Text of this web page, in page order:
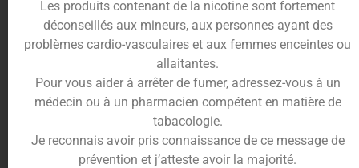
pastèque
, charnue et juteuse, offre une touche de
douceur sucrée.
Un véritable petit monstre a vapoter toute la
journée qui vous apportera fraicheur et saveur
toute au long de la journée.
Composition du E-liquide Canaille
50ml
Les produits contenant de la nicotine sont fortement
déconseillés aux mineurs, aux personnes ayant des
problèmes cardio-vasculaires et aux femmes enceintes ou
allaitantes.
Pour vous aider à arrêter de fumer, adressez-vous à un
médecin ou à un pharmacien compétent en matière de
tabacologie.
Je reconnais avoir pris connaissance de ce message de
prévention et j’atteste avoir la majorité.